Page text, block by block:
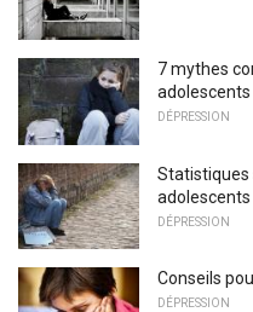
7 mythes
adolescents
DÉPRESSION
Statistiques
adolescents
DÉPRESSION
Conseils
DÉPRESSION